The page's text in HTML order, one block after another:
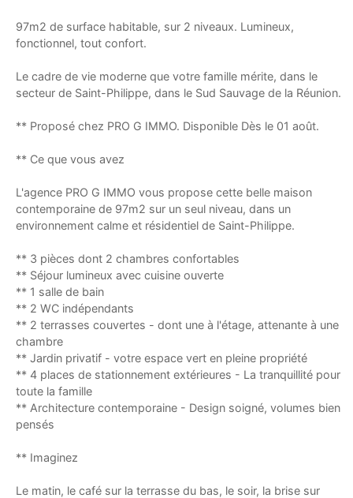
97m2 de surface habitable, sur 2 niveaux. Lumineux,
fonctionnel, tout confort.
Le cadre de vie moderne que votre famille mérite, dans le
secteur de Saint-Philippe, dans le Sud Sauvage de la Réunion.
** Proposé chez PRO G IMMO. Disponible Dès le 01 août.
** Ce que vous avez
L'agence PRO G IMMO vous propose cette belle maison
contemporaine de 97m2 sur un seul niveau, dans un
environnement calme et résidentiel de Saint-Philippe.
** 3 pièces dont 2 chambres confortables
** Séjour lumineux avec cuisine ouverte
** 1 salle de bain
** 2 WC indépendants
** 2 terrasses couvertes - dont une à l'étage, attenante à une
chambre
** Jardin privatif - votre espace vert en pleine propriété
** 4 places de stationnement extérieures - La tranquillité pour
toute la famille
** Architecture contemporaine - Design soigné, volumes bien
pensés
** Imaginez
Le matin, le café sur la terrasse du bas, le soir, la brise sur